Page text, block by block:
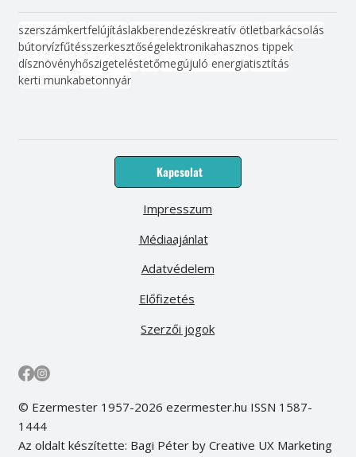
szerszámkertfelújításlakberendezéskreatív ötletbarkácsolás
bútorvízfűtésszerkesztőségelektronikahasznos tippek
dísznövényhőszigeteléstetőmegújuló energiatisztítás
kerti munkabetonnyár
Kapcsolat
Médiaajánlat
Előfizetés
Impresszum
Adatvédelem
Szerzői jogok
© Ezermester 1957-2026 ezermester.hu ISSN 1587-
1444
Az oldalt készítette: Bagi Péter by Creative UX Marketing